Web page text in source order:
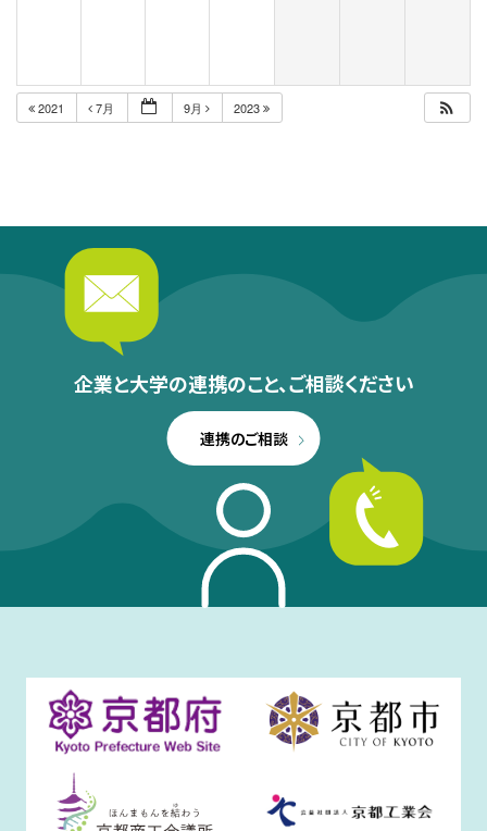
2021 7月 9月 2023
企業と大学の連携のこと、ご相談ください
連携のご相談